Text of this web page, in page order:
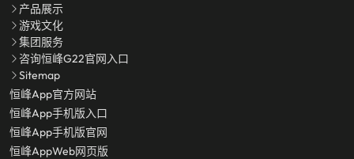
产品展示
游戏文化
集团服务
咨询恒峰g22官网入口
Sitemap
恒峰app官方网站
恒峰app手机版入口
恒峰app手机版官网
恒峰appWeb网页版